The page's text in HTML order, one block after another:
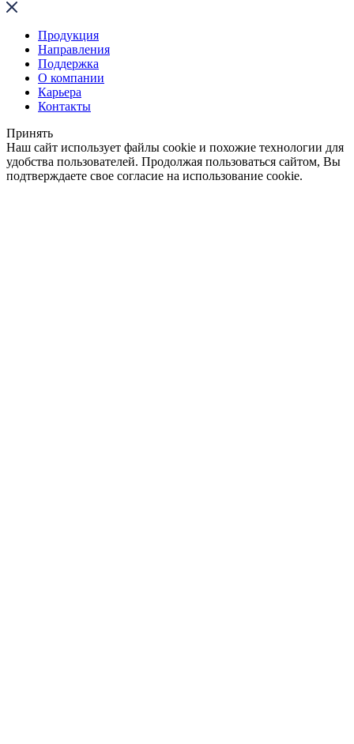
Продукция
Направления
Поддержка
О компании
Карьера
Контакты
Принять
Наш сайт использует файлы cookie и похожие технологии для
удобства пользователей. Продолжая пользоваться сайтом, Вы
подтверждаете свое согласие на использование cookie.